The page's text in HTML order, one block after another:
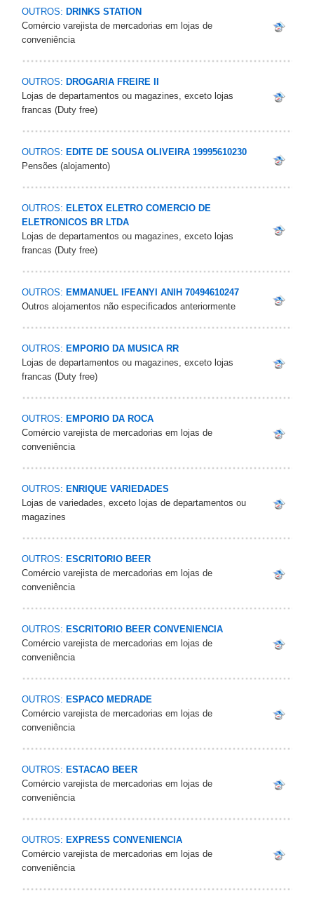
OUTROS: DRINKS STATION
Comércio varejista de mercadorias em lojas de
conveniência
OUTROS: DROGARIA FREIRE II
Lojas de departamentos ou magazines, exceto lojas
francas (Duty free)
OUTROS: EDITE DE SOUSA OLIVEIRA 19995610230
Pensões (alojamento)
OUTROS: ELETOX ELETRO COMERCIO DE
ELETRONICOS BR LTDA
Lojas de departamentos ou magazines, exceto lojas
francas (Duty free)
OUTROS: EMMANUEL IFEANYI ANIH 70494610247
Outros alojamentos não especificados anteriormente
OUTROS: EMPORIO DA MUSICA RR
Lojas de departamentos ou magazines, exceto lojas
francas (Duty free)
OUTROS: EMPORIO DA ROCA
Comércio varejista de mercadorias em lojas de
conveniência
OUTROS: ENRIQUE VARIEDADES
Lojas de variedades, exceto lojas de departamentos ou
magazines
OUTROS: ESCRITORIO BEER
Comércio varejista de mercadorias em lojas de
conveniência
OUTROS: ESCRITORIO BEER CONVENIENCIA
Comércio varejista de mercadorias em lojas de
conveniência
OUTROS: ESPACO MEDRADE
Comércio varejista de mercadorias em lojas de
conveniência
OUTROS: ESTACAO BEER
Comércio varejista de mercadorias em lojas de
conveniência
OUTROS: EXPRESS CONVENIENCIA
Comércio varejista de mercadorias em lojas de
conveniência